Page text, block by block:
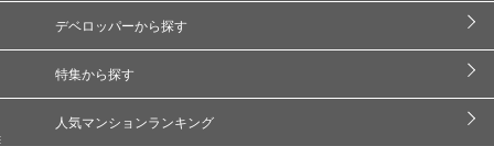
デベロッパーから探す
特集から探す
人気マンションランキング